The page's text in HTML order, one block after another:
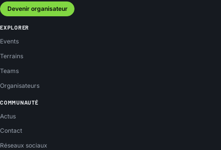
Devenir organisateur
EXPLORER
Events
Terrains
Teams
Organisateurs
COMMUNAUTÉ
Actus
Contact
Réseaux sociaux